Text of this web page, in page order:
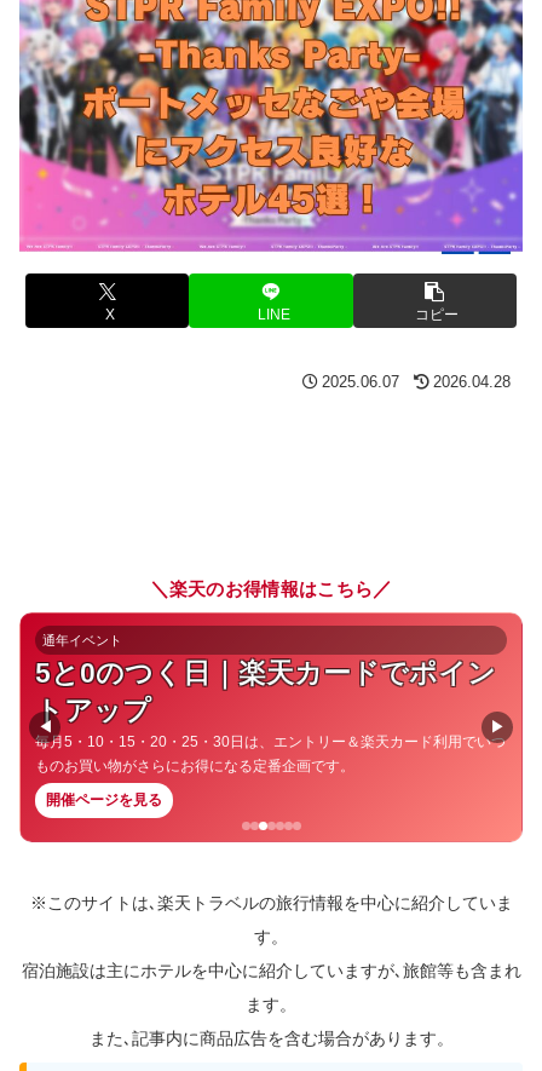
X LINE コピー
2025.06.07 2026.04.28
＼ 楽天のお得情報はこちら ／
通年イベント
5と0のつく日｜楽天カードでポイン
トアップ
毎月5・10・15・20・25・30日は、エントリー＆楽天カード利用でいつ
ものお買い物がさらにお得になる定番企画です。
開催ページを見る
◀ ▶
※このサイトは､楽天トラベルの旅行情報を中心に紹介していま
す。
宿泊施設は主にホテルを中心に紹介していますが､旅館等も含まれ
ます。
また､記事内に商品広告を含む場合があります。